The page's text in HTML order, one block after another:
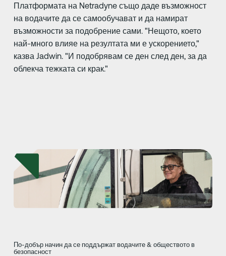
Платформата на Netradyne също даде възможност
на водачите да се самообучават и да намират
възможности за подобрение сами. "Нещото, което
най-много влияе на резултата ми е ускорението,"
казва Jadwin. "И подобрявам се ден след ден, за да
облекча тежката си крак."
По-добър начин да се поддържат водачите & обществото в
безопасност